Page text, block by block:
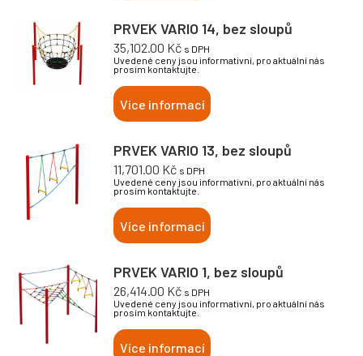
PRVEK VARIO 14, bez sloupů
35,102.00 Kč s DPH
Uvedené ceny jsou informativní, pro aktuální nás
prosím kontaktujte.
Více informací
PRVEK VARIO 13, bez sloupů
11,701.00 Kč s DPH
Uvedené ceny jsou informativní, pro aktuální nás
prosím kontaktujte.
Více informací
PRVEK VARIO 1, bez sloupů
26,414.00 Kč s DPH
Uvedené ceny jsou informativní, pro aktuální nás
prosím kontaktujte.
Více informací